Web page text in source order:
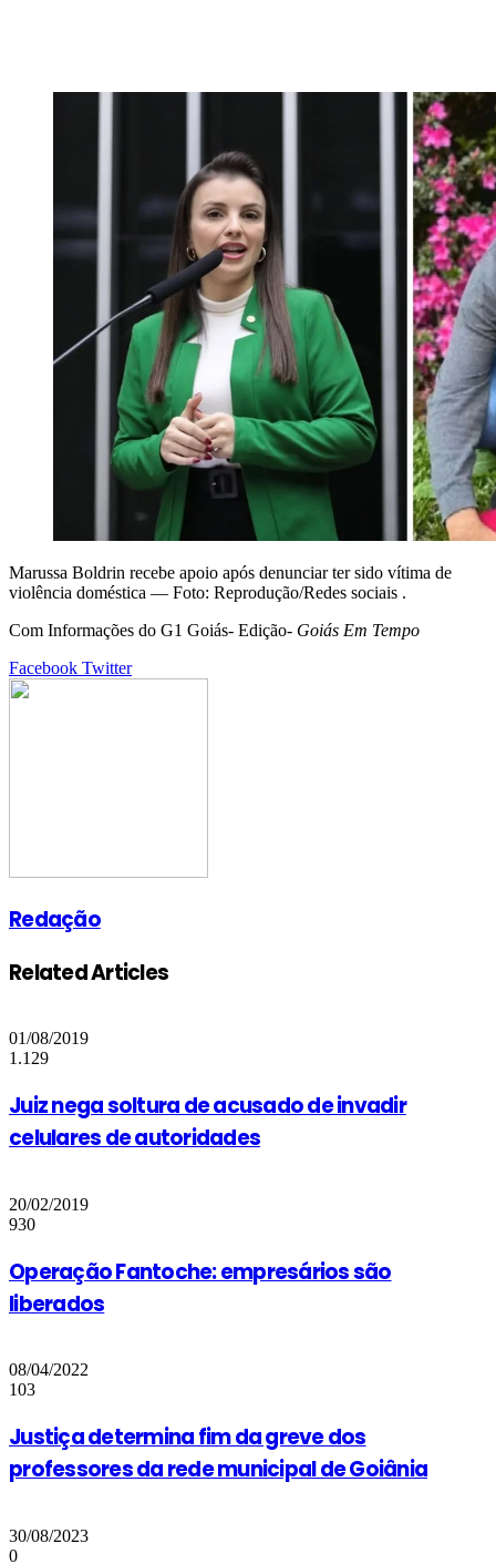
Marussa Boldrin recebe apoio após denunciar ter sido vítima de
violência doméstica — Foto: Reprodução/Redes sociais .
Com Informações do G1 Goiás- Edição- Goiás Em Tempo
Facebook TwitterGoogle+
LinkedIn
StumbleUpon
Tumblr
Pinterest
Reddit
VKontakte
Share
Print
Redação
Related Articles
01/08/2019
1.129
Juiz nega soltura de acusado de invadir
celulares de autoridades
20/02/2019
930
Operação Fantoche: empresários são
liberados
08/04/2022
103
Justiça determina fim da greve dos
professores da rede municipal de Goiânia
30/08/2023
0